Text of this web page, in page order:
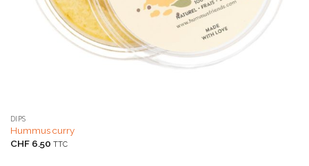
DIPS
Hummus curry
CHF6.50 TTC